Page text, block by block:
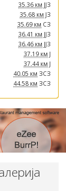
35.36 км ЈЈЗ
35.68 км ЈЗ
35.69 км СЗ
36.41 км ЈЈЗ
36.46 км ЈЈЗ
37.19 км Ј
37.44 км Ј
40.05 км ЗСЗ
44.58 км ЗСЗ